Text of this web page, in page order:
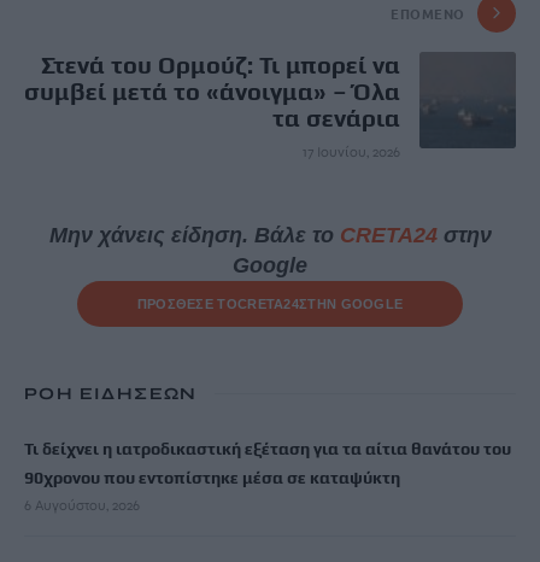
ΕΠΌΜΕΝΟ
Στενά του Ορμούζ: Τι μπορεί να
συμβεί μετά το «άνοιγμα» – Όλα
τα σενάρια
17 Ιουνίου, 2026
Μην χάνεις είδηση. Βάλε το CRETA24στην
Google
ΠΡΟΣΘΕΣΕ ΤΟCRETA24ΣΤΗΝ GOOGLE
ΡΟΗ ΕΙΔΗΣΕΩΝ
Τι δείχνει η ιατροδικαστική εξέταση για τα αίτια θανάτου του
90χρονου που εντοπίστηκε μέσα σε καταψύκτη
6 Αυγούστου, 2026